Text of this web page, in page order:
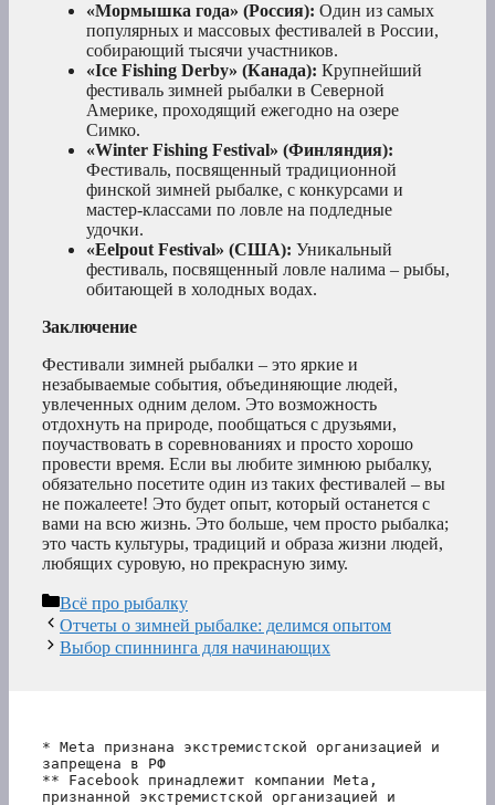
«Мормышка года» (Россия): Один из самых
популярных и массовых фестивалей в России,
собирающий тысячи участников.
«Ice Fishing Derby» (Канада): Крупнейший
фестиваль зимней рыбалки в Северной
Америке, проходящий ежегодно на озере
Симко.
«Winter Fishing Festival» (Финляндия):
Фестиваль, посвященный традиционной
финской зимней рыбалке, с конкурсами и
мастер-классами по ловле на подледные
удочки.
«Eelpout Festival» (США): Уникальный
фестиваль, посвященный ловле налима – рыбы,
обитающей в холодных водах.
Заключение
Фестивали зимней рыбалки – это яркие и
незабываемые события, объединяющие людей,
увлеченных одним делом. Это возможность
отдохнуть на природе, пообщаться с друзьями,
поучаствовать в соревнованиях и просто хорошо
провести время. Если вы любите зимнюю рыбалку,
обязательно посетите один из таких фестивалей – вы
не пожалеете! Это будет опыт, который останется с
вами на всю жизнь. Это больше, чем просто рыбалка;
это часть культуры, традиций и образа жизни людей,
любящих суровую, но прекрасную зиму.
Рубрики
Всё про рыбалку
Отчеты о зимней рыбалке: делимся опытом
Выбор спиннинга для начинающих
* Meta признана экстремистской организацией и
запрещена в РФ
** Facebook принадлежит компании Meta,
признанной экстремистской организацией и